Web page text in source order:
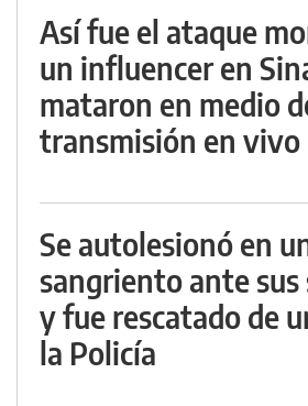
Así fue el ataque
un influencer en
mataron en medio
transmisión en vivo
Se autolesionó en
sangriento ante sus
y fue rescatado de
la Policía